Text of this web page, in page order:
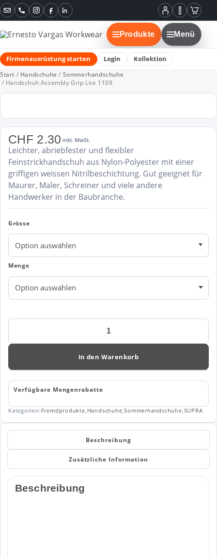
Mein
Konto
Informationen
Instagram
FacebookLinkedIn
Produkte Menü
Firmenausrüstung starten Login Kollektion
Start / Handschuhe / Sommerhandschuhe
/ Handschuh Assembly Grip Lite 1109
CHF2.30 inkl. MwSt.
Leichter, abriebfester und flexibler
Feinstrickhandschuh aus Nylon-Polyester mit einer
griffigen weissen Nitrilbeschichtung. Gut geeignet für
Maurer, Maler, Schreiner und viele andere
Handwerker in der Baubranche.
Grösse
Menge
Handschuh
Grip
1109
In den Warenkorb
Verfügbare Mengenrabatte
Kategorien: Fremdprodukte, Handschuhe,Sommerhandschuhe,SUPRA
Beschreibung
Zusätzliche Information
Beschreibung